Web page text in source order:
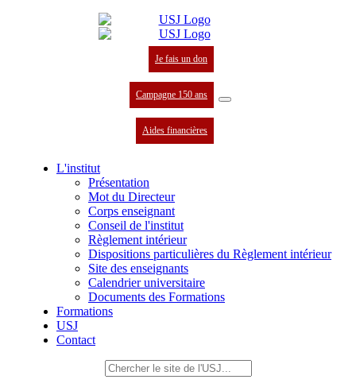
Je fais un don
Campagne 150 ans
Aides financières
L'institut
Présentation
Mot du Directeur
Corps enseignant
Conseil de l'institut
Règlement intérieur
Dispositions particulières du Règlement intérieur
Site des enseignants
Calendrier universitaire
Documents des Formations
Formations
USJ
Contact